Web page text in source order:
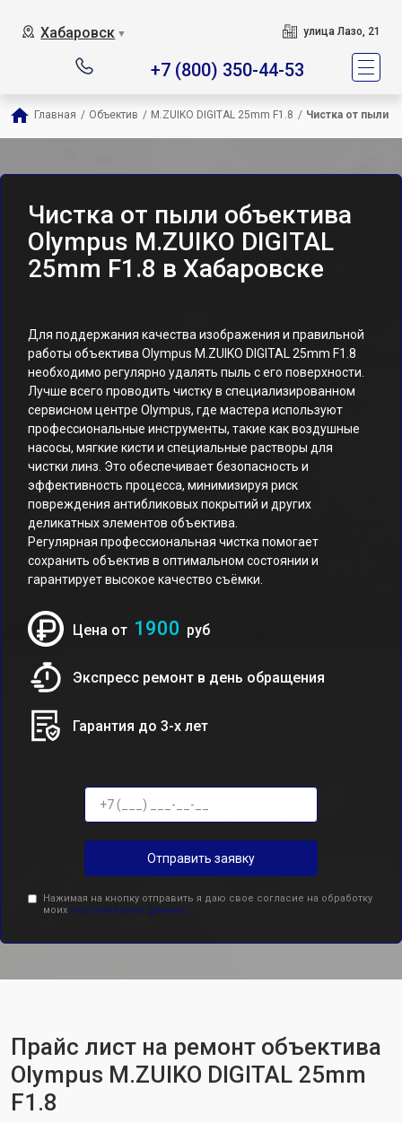
Хабаровск ▼ улица Лазо, 21
+7 (800) 350-44-53
Главная / Объектив / M.ZUIKO DIGITAL 25mm F1.8 / Чистка от пыли
Чистка от пыли объектива
Olympus M.ZUIKO DIGITAL
25mm F1.8 в Хабаровске
Для поддержания качества изображения и правильной
работы объектива Olympus M.ZUIKO DIGITAL 25mm F1.8
необходимо регулярно удалять пыль с его поверхности.
Лучше всего проводить чистку в специализированном
сервисном центре Olympus, где мастера используют
профессиональные инструменты, такие как воздушные
насосы, мягкие кисти и специальные растворы для
чистки линз. Это обеспечивает безопасность и
эффективность процесса, минимизируя риск
повреждения антибликовых покрытий и других
деликатных элементов объектива.
Регулярная профессиональная чистка помогает
сохранить объектив в оптимальном состоянии и
гарантирует высокое качество съёмки.
Цена от 1900 руб
Экспресс ремонт в день обращения
Гарантия до 3-х лет
Отправить заявку
Нажимая на кнопку отправить я даю свое согласие на обработку
моих персональных данных.
Прайс лист на ремонт объектива
Olympus M.ZUIKO DIGITAL 25mm
F1.8